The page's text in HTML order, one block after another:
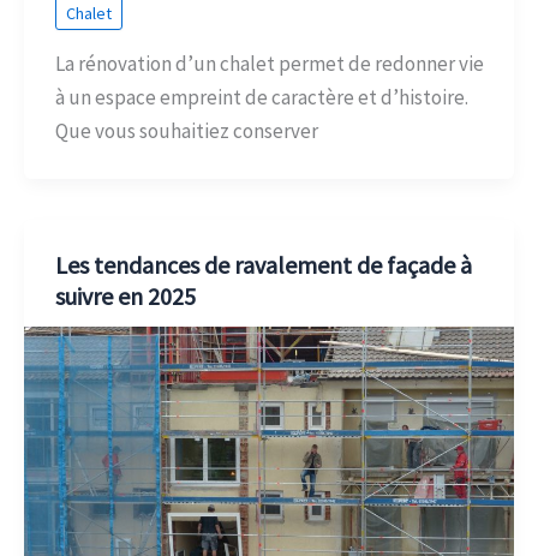
Chalet
La rénovation d’un chalet permet de redonner vie
à un espace empreint de caractère et d’histoire.
Que vous souhaitiez conserver
Les tendances de ravalement de façade à
suivre en 2025